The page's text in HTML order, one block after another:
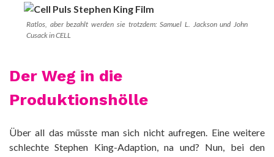
Ratlos, aber bezahlt werden sie trotzdem: Samuel L. Jackson und John
Cusack in CELL
Der Weg in die
Produktionshölle
Über all das müsste man sich nicht aufregen. Eine weitere
schlechte Stephen King-Adaption, na und? Nun, bei den